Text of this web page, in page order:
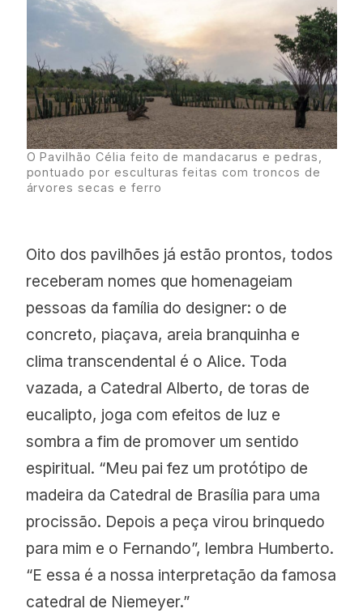
O Pavilhão Célia feito de mandacarus e pedras,
pontuado por esculturas feitas com troncos de
árvores secas e ferro
Oito dos pavilhões já estão prontos, todos
receberam nomes que homenageiam
pessoas da família do designer: o de
concreto, piaçava, areia branquinha e
clima transcendental é o Alice. Toda
vazada, a Catedral Alberto, de toras de
eucalipto, joga com efeitos de luz e
sombra a fim de promover um sentido
espiritual. “Meu pai fez um protótipo de
madeira da Catedral de Brasília para uma
procissão. Depois a peça virou brinquedo
para mim e o Fernando”, lembra Humberto.
“E essa é a nossa interpretação da famosa
catedral de Niemeyer.”